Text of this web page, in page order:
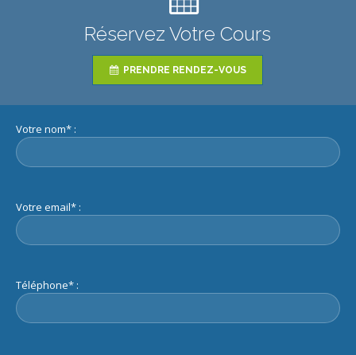
Réservez Votre Cours
PRENDRE RENDEZ-VOUS
Votre nom* :
Votre email* :
Téléphone* :